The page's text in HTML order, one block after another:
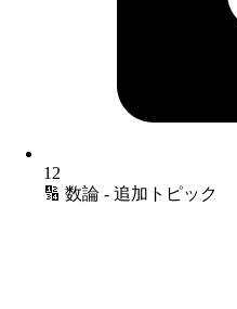
12
🔢 数論 - 追加トピック